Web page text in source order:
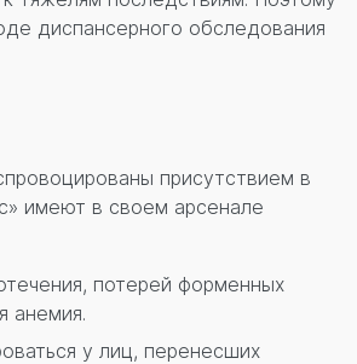
диспансерного обследования
присутствием в
имеют в своем арсенале
потерей форменных
анемия.
у лиц, перенесших